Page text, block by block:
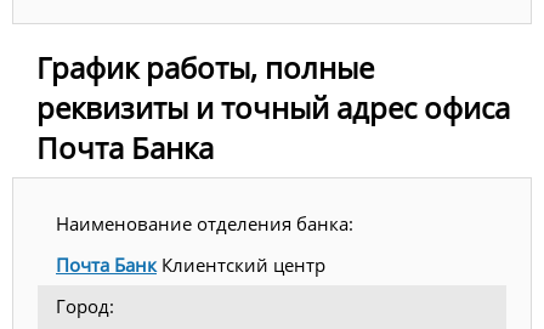
График работы, полные
реквизиты и точный адрес офиса
Почта Банка
Наименование отделения банка:
Почта БанкКлиентский центр
Город: